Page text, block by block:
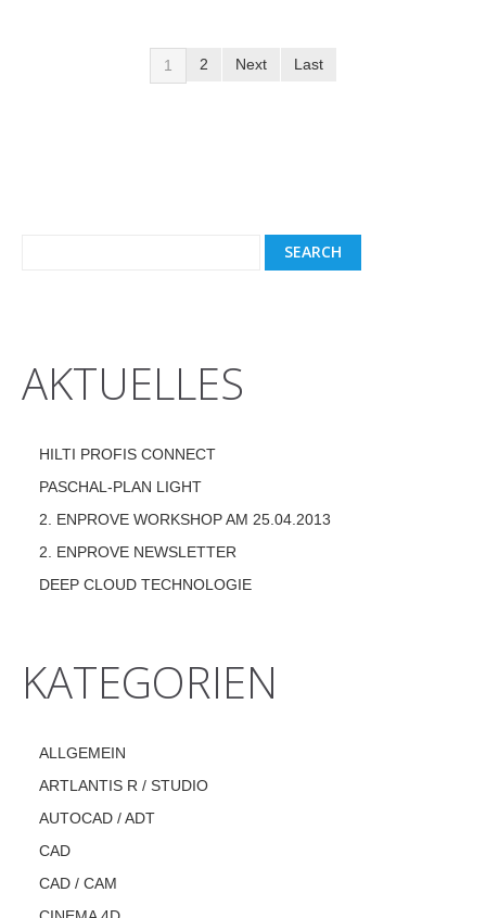
1 2 Next Last
AKTUELLES
HILTI PROFIS CONNECT
PASCHAL-PLAN LIGHT
2. ENPROVE WORKSHOP AM 25.04.2013
2. ENPROVE NEWSLETTER
DEEP CLOUD TECHNOLOGIE
KATEGORIEN
ALLGEMEIN
ARTLANTIS R / STUDIO
AUTOCAD / ADT
CAD
CAD / CAM